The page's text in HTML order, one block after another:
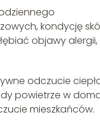
kondycję
objawy alergii,
odczucie
powietrze w
mieszkańców.